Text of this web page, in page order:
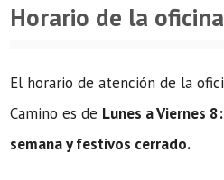
Horario de la oficina
El horario de atención de la
Camino es de Lunes a Viernes
semana y festivos cerrado.